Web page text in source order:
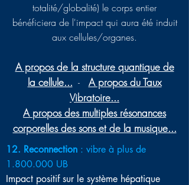
totalité/globalité) le corps entier
bénéficiera de l'impact qui aura été induit
aux cellules/organes.
A propos de la structure quantique de
la cellule... - A propos du Taux
Vibratoire...
A propos des multiples résonances
corporelles des sons et de la musique...
12. Reconnection : vibre à plus de
1.800.000 UB
Impact positif sur le système hépatique